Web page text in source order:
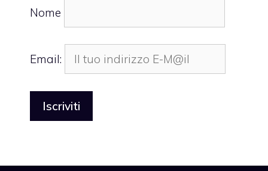
Nome
Email: